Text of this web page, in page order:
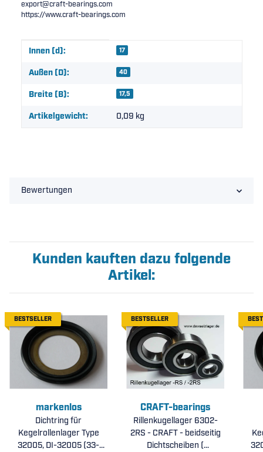
export@craft-bearings.com
https://www.craft-bearings.com
Produkteigenschaft
Wert
Innen (d): 17
Außen (D): 40
Breite (B): 17,5
Artikelgewicht: 0,09 kg
Bewertungen
Kunden kauften dazu folgende
Artikel:
BESTSELLER
markenlos
Dichtring für
Kegelrollenlager Type
32005, DI-32005 (33-
BESTSELLER
CRAFT-bearings
Rillenkugellager 6302-
2RS - CRAFT - beidseitig
Dichtscheiben (